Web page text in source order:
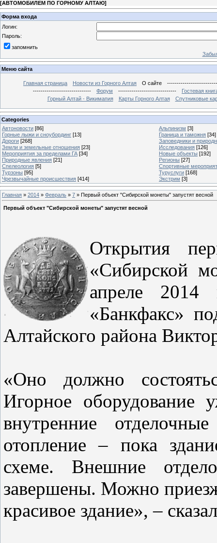
[АВТОМОБИЛЕМ ПО ГОРНОМУ АЛТАЮ]
Форма входа
Логин:
Пароль:
запомнить
Меню сайта
Главная страница Новости из Горного Алтая О сайте
------------------------------
Форум ------------------------------
Гостевая
Горный Алтай - Викимапия
Карты Горного Алтая Спутниковые
Categories
Автоновости [86] Альпинизм [3]
Горные лыжи и сноубординг [13] Граница и таможня [34]
Дороги [268]
Заповедники и
Земли и земельные отношения [23] Исследования [126]
Мероприятия за пределами ГА [34] Новые объекты [192]
Природные явления [21] Регионы [27]
Спелеология [5]
Спортивные
Турзоны [95] Туруслуги [168]
Чрезвычайные происшествия [414] Экстрим [3]
Главная » 2014 » Февраль » 7 » Первый объект "Сибирской монеты" запустят весной
Первый объект "Сибирской монеты" запустят весной
Открытия
«Сибирской
апреле
«Банкфакс»
Алтайского района
«Оно должно
Игорное
внутренние
отопление – пока
схеме. Внешние
завершены. Можно
красивое здание», –